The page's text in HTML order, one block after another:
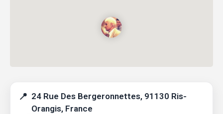
24 Rue Des Bergeronnettes, 91130 Ris-
Orangis, France